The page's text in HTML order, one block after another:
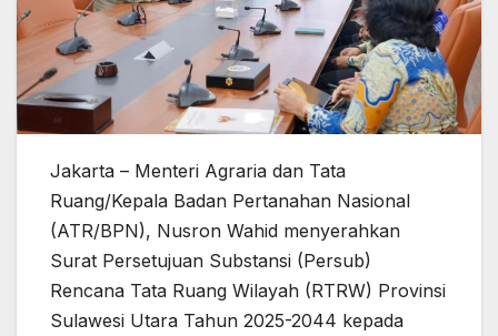
Jakarta – Menteri Agraria dan Tata
Ruang/Kepala Badan Pertanahan Nasional
(ATR/BPN), Nusron Wahid menyerahkan
Surat Persetujuan Substansi (Persub)
Rencana Tata Ruang Wilayah (RTRW) Provinsi
Sulawesi Utara Tahun 2025-2044 kepada